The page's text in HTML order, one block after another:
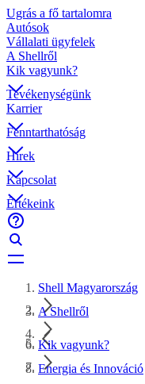
Ugrás a fő tartalomra
Autósok
Vállalati ügyfelek
A Shellről
Kik vagyunk?
Tevékenységünk
Karrier
Fenntarthatóság
Hírek
Kapcsolat
Értékeink
Shell Magyarország
A Shellről
Kik vagyunk?
Energia és Innováció